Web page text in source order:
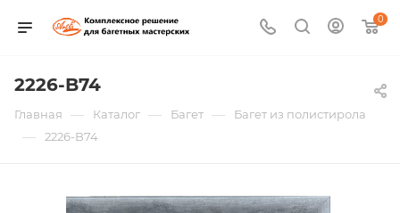
0
2226-B74
Главная — Каталог — Багет — Багет из полистирола
— 2226-B74